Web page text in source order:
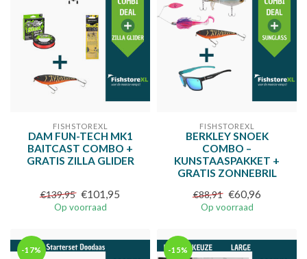
FISHSTOREXL
DAM FUN-TECH MK1
BAITCAST COMBO +
GRATIS ZILLA GLIDER
€139,95 €101,95
Op voorraad
FISHSTOREXL
BERKLEY SNOEK
COMBO –
KUNSTAASPAKKET +
GRATIS ZONNEBRIL
€88,91 €60,96
Op voorraad
-17% -15%